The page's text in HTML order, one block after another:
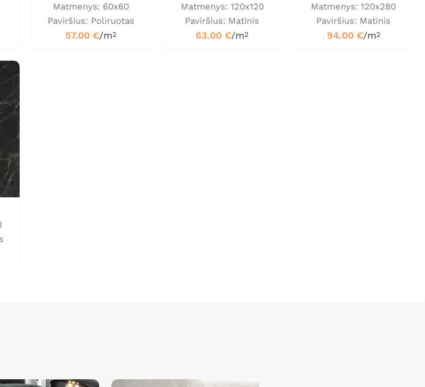
Matmenys: 60x60
Paviršius: Poliruotas
57.00€/m2
Matmenys: 120x120
Paviršius: Matinis
63.00€/m2
Matmenys: 120x280
Paviršius: Matinis
94.00 €/m2